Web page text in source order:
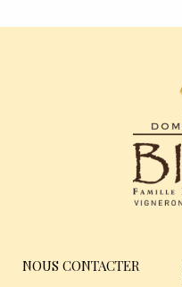
NOUS CONTACTER